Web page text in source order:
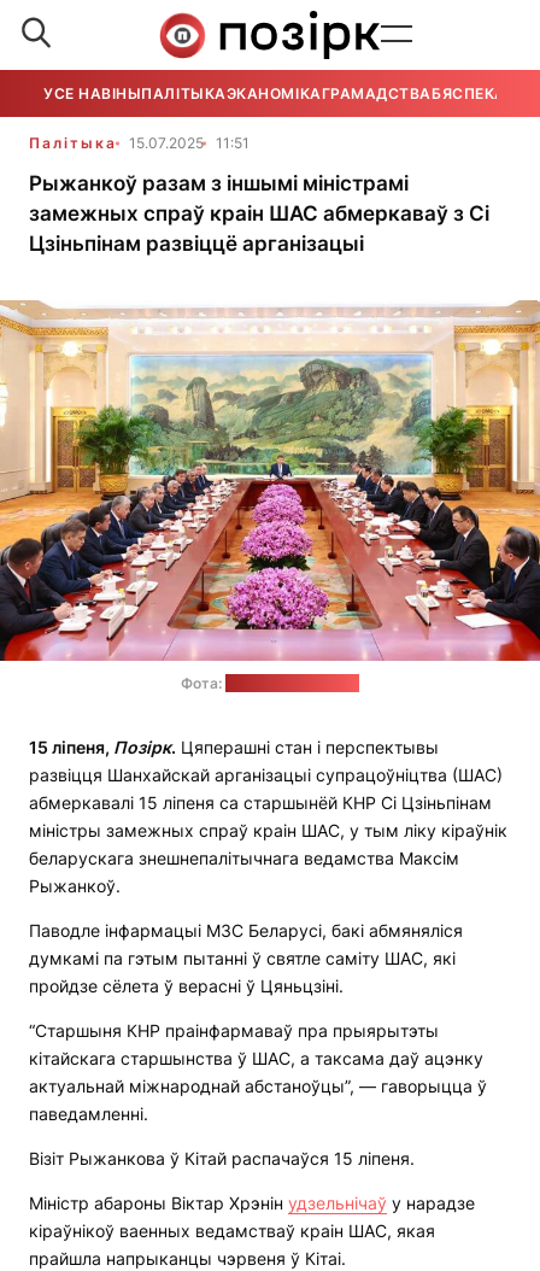
УСЕ НАВІНЫПАЛІТЫКАЭКАНОМІКАГРАМАДСТВАБЯСПЕКА
Палітыка 15.07.2025 11:51
Рыжанкоў разам з іншымі міністрамі
замежных спраў краін ШАС абмеркаваў з Сі
Цзіньпінам развіццё арганізацыі
Фота:
15 ліпеня, Позірк. Цяперашні стан і перспектывы
развіцця Шанхайскай арганізацыі супрацоўніцтва (ШАС)
абмеркавалі 15 ліпеня са старшынёй КНР Сі Цзіньпінам
міністры замежных спраў краін ШАС, у тым ліку кіраўнік
беларускага знешнепалітычнага ведамства Максім
Рыжанкоў.
Паводле інфармацыі МЗС Беларусі, бакі абмяняліся
думкамі па гэтым пытанні ў святле саміту ШАС, які
пройдзе сёлета ў верасні ў Цяньцзіні.
“Старшыня КНР праінфармаваў пра прыярытэты
кітайскага старшынства ў ШАС, а таксама даў ацэнку
актуальнай міжнароднай абстаноўцы”, — гаворыцца ў
паведамленні.
Візіт Рыжанкова ў Кітай распачаўся 15 ліпеня.
Міністр абароны Віктар Хрэнін удзельнічаў у нарадзе
кіраўнікоў ваенных ведамстваў краін ШАС, якая
прайшла напрыканцы чэрвеня ў Кітаі.